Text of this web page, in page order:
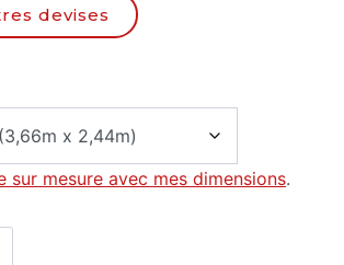
devises
sur mesure avec mes dimensions.